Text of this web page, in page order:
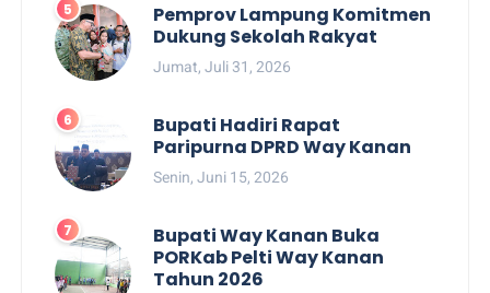
Pemprov Lampung Komitmen
Dukung Sekolah Rakyat
Jumat, Juli 31, 2026
Bupati Hadiri Rapat
Paripurna DPRD Way Kanan
Senin, Juni 15, 2026
Bupati Way Kanan Buka
PORKab Pelti Way Kanan
Tahun 2026